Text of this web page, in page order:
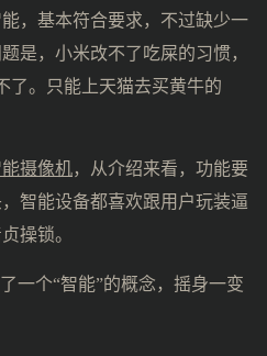
，基本符合要求，不过缺少一
是，小米改不了吃屎的习惯，
了。只能上天猫去买黄牛的
能摄像机，从介绍来看，功能要
智能设备都喜欢跟用户玩装逼
操锁。
一个“智能”的概念，摇身一变